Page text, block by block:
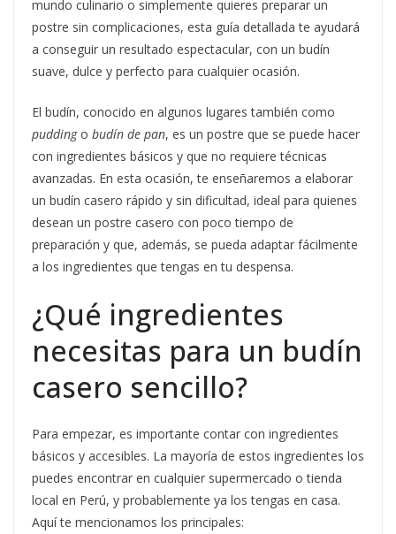
mundo culinario o simplemente quieres preparar un
postre sin complicaciones, esta guía detallada te ayudará
a conseguir un resultado espectacular, con un budín
suave, dulce y perfecto para cualquier ocasión.
El budín, conocido en algunos lugares también como
puddingo budín de pan, es un postre que se puede hacer
con ingredientes básicos y que no requiere técnicas
avanzadas. En esta ocasión, te enseñaremos a elaborar
un budín casero rápido y sin dificultad, ideal para quienes
desean un postre casero con poco tiempo de
preparación y que, además, se pueda adaptar fácilmente
a los ingredientes que tengas en tu despensa.
¿Qué ingredientes
necesitas para un budín
casero sencillo?
Para empezar, es importante contar con ingredientes
básicos y accesibles. La mayoría de estos ingredientes los
puedes encontrar en cualquier supermercado o tienda
local en Perú, y probablemente ya los tengas en casa.
Aquí te mencionamos los principales: